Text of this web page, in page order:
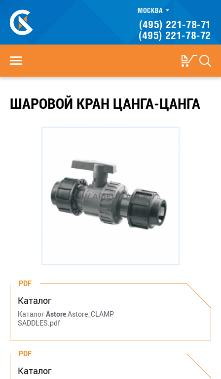
МОСКВА
(495) 221-78-71
(495) 221-78-72
ШАРОВОЙ КРАН ЦАНГА-ЦАНГА
PDF
Каталог
КаталогAstoreAstore_CLAMP
SADDLES.pdf
PDF
Каталог